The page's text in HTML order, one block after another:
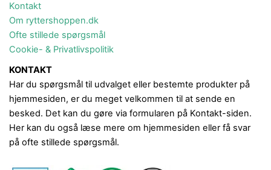
Kontakt
Om ryttershoppen.dk
Ofte stillede spørgsmål
Cookie- & Privatlivspolitik
KONTAKT
Har du spørgsmål til udvalget eller bestemte produkter på
hjemmesiden, er du meget velkommen til at sende en
besked. Det kan du gøre via formularen på Kontakt-siden.
Her kan du også læse mere om hjemmesiden eller få svar
på ofte stillede spørgsmål.